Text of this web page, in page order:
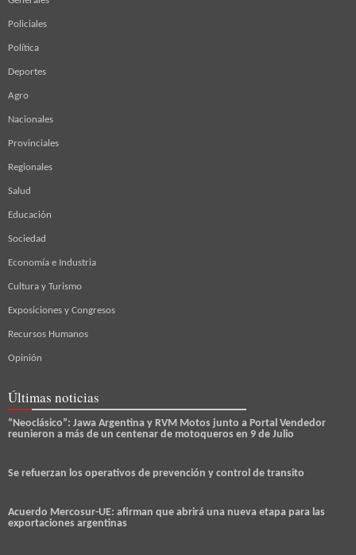
Policiales
Política
Deportes
Agro
Nacionales
Provinciales
Regionales
Salud
Educación
Sociedad
Economía e Industria
Cultura y Turismo
Exposiciones y Congresos
Recursos Humanos
Opinión
Últimas noticias
“Neoclásico”: Jawa Argentina y RVM Motos junto a Portal Vendedor
reunieron a más de un centenar de motoqueros en 9 de Julio
Se refuerzan los operativos de prevención y control de transito
Acuerdo Mercosur-UE: afirman que abrirá una nueva etapa para las
exportaciones argentinas